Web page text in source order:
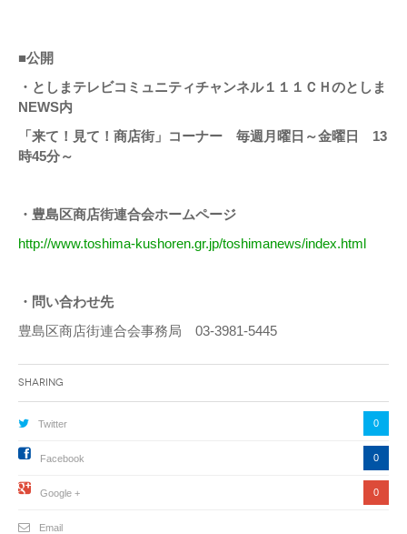
■公開
・としまテレビコミュニティチャンネル１１１ＣＨのとしま
NEWS内
「来て！見て！商店街」コーナー 毎週月曜日～金曜日 13
時45分～
・豊島区商店街連合会ホームページ
http://www.toshima-kushoren.gr.jp/toshimanews/index.html
・問い合わせ先
豊島区商店街連合会事務局 03-3981-5445
Sharing
Twitter 0
Facebook 0
Google + 0
Email